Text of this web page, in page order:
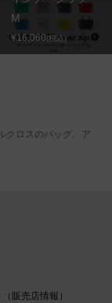
M
¥16,060(税込)
クロスのバッグ、ア
販売店情報）